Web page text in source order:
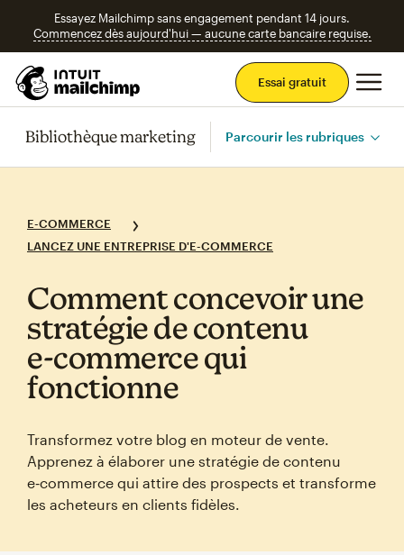
Essayez Mailchimp sans engagement pendant 14 jours.
Commencez dès aujourd'hui — aucune carte bancaire requise.
Essai gratuit
Bibliothèque marketing Parcourir les rubriques
E-COMMERCE
LANCEZ UNE ENTREPRISE D'E-COMMERCE
Comment concevoir une
stratégie de contenu
e‑commerce qui
fonctionne
Transformez votre blog en moteur de vente.
Apprenez à élaborer une stratégie de contenu
e‑commerce qui attire des prospects et transforme
les acheteurs en clients fidèles.